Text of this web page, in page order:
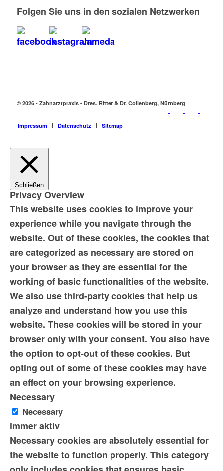
Folgen Sie uns in den sozialen Netzwerken
© 2026 - Zahnarztpraxis - Dres. Ritter & Dr. Collenberg, Nürnberg
Impressum Datenschutz Sitemap
Schließen
Privacy Overview
This website uses cookies to improve your
experience while you navigate through the
website. Out of these cookies, the cookies that
are categorized as necessary are stored on
your browser as they are essential for the
working of basic functionalities of the website.
We also use third-party cookies that help us
analyze and understand how you use this
website. These cookies will be stored in your
browser only with your consent. You also have
the option to opt-out of these cookies. But
opting out of some of these cookies may have
an effect on your browsing experience.
Necessary
Necessary
immer aktiv
Necessary cookies are absolutely essential for
the website to function properly. This category